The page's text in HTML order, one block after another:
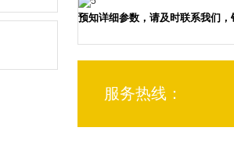
预知详细参数，请及时联系我们，
服务热线：